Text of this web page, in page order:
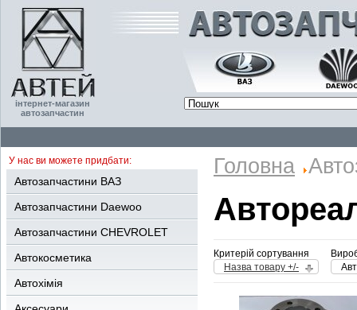
інтернет-магазин
автозапчастин
У нас ви можете придбати:
Автозапчастини ВАЗ
Автозапчастини Daewoo
Автозапчастини CHEVROLET
Автокосметика
Автохімія
Головна
Критерій сортування
Назва товару +/-